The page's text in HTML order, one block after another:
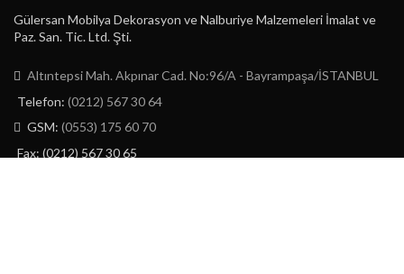
Gülersan Mobilya Dekorasyon ve Nalburiye Malzemeleri İmalat ve
Paz. San. Tic. Ltd. Şti.
Altıntepsi Mah. Akpınar Cad. No:96/A - Bayrampaşa/İSTANBUL
Telefon: (0212) 567 30 64
GSM: (0553) 175 60 70
Fax: (0212) 567 30 65